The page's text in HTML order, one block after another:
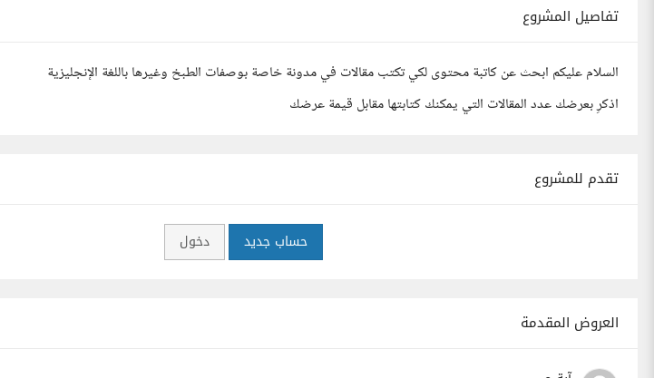
تفاصيل المشروع
السلام عليكم ابحث عن كاتبة محتوى لكي تكتب مقالات في مدونة خاصة بوصفات الطبخ وغيرها باللغة الإنجليزية
اذكرِ بعرضك عدد المقالات التي يمكنك كتابتها مقابل قيمة عرضك
تقدم للمشروع
حساب جديد دخول
العروض المقدمة